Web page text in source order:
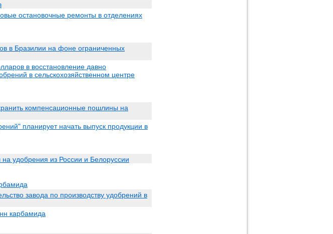
остановочные ремонты в отделениях
в Бразилии на фоне ограниченных
в восстановление давно
в сельскохозяйственном центре
компенсационные пошлины на
планирует начать выпуск продукции в
удобрения из России и Белоруссии
завода по производству удобрений в
карбамида